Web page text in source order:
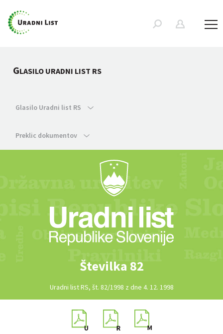
GLASILO URADNI LIST RS
Glasilo Uradni list RS
Preklic dokumentov
Številka 82
Uradni list RS, št. 82/1998 z dne 4. 12. 1998